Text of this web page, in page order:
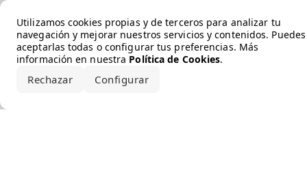
Utilizamos cookies propias y de terceros para analizar tu
navegación y mejorar nuestros servicios y contenidos. Puedes
aceptarlas todas o configurar tus preferencias. Más
información en nuestra Política de Cookies.
Rechazar Configurar
Error loading the brand